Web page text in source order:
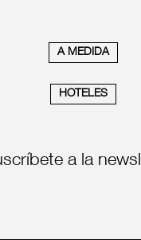
A MEDIDA
HOTELES
a la